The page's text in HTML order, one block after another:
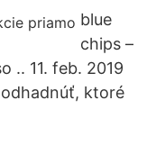
blue
chips –
.. 11. feb. 2019
ktoré